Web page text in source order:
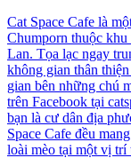
Cat Space Cafe là
Chumporn thuộc khu
Lan. Tọa lạc ngay
không gian thân
gian bên những chú
trên Facebook tại
bạn là cư dân địa
Space Cafe đều
loài mèo tại một vị trí